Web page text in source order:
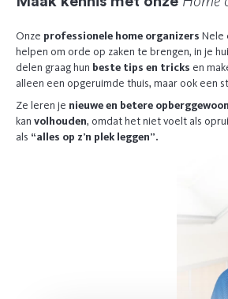
Onze professionele home organizers Nele
helpen om orde op zaken te brengen, in je
delen graag hun beste tips en tricks en
alleen een opgeruimde thuis, maar ook een
Ze leren je nieuwe en betere
kan volhouden, omdat het niet voelt als
als “alles op z’n plek leggen”.